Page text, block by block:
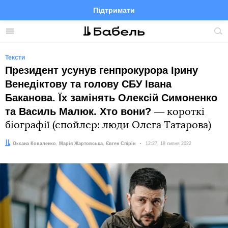
Меню
Підтримати
FacebookTelegramTwitter
Тексти
Президент усунув генпрокурора Ірину
Венедіктову та голову СБУ Івана
Баканова. Їх замінять Олексій Симоненко
та Василь Малюк. Хто вони?― короткі
біографії (спойлер: люди Олега Татарова)
Автори:
Оксана Коваленко , Марія Жартовська
Редактор: Євген Спірін Дата:
12:27, 18 липня 2022